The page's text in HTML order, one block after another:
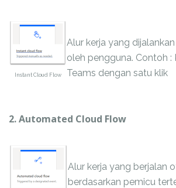
Instant Cloud Flow
Alur kerja yang
oleh pengguna. Contoh :
Teams dengan satu klik
2. Automated Cloud Flow
Alur kerja yang berjalan
berdasarkan pemicu